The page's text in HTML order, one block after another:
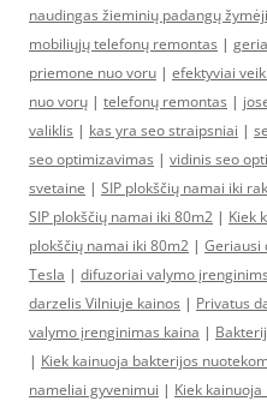
naudingas žieminių padangų
mobiliųjų telefonų remontas |
priemone nuo voru | efektyviai
nuo vorų | telefonų remontas |
valiklis | kas yra seo straipsniai |
seo optimizavimas | vidinis seo
svetaine | SIP plokščių namai iki
SIP plokščių namai iki 80m2 | Kiek
plokščių namai iki 80m2 | Geriausi
Tesla | difuzoriai valymo įrenginims
darzelis Vilniuje kainos | Privatus
valymo įrenginimas kaina |
| Kiek kainuoja bakterijos
nameliai gyvenimui | Kiek